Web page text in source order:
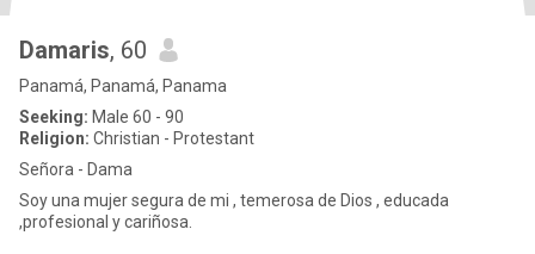
Damaris, 60
Panamá, Panamá, Panama
Seeking: Male 60 - 90
Religion: Christian - Protestant
Señora - Dama
Soy una mujer segura de mi , temerosa de Dios , educada
,profesional y cariñosa.